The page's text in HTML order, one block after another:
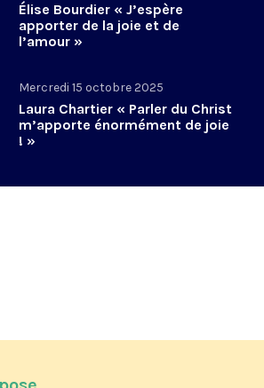
Élise Bourdier « J’espère
apporter de la joie et de
l’amour »
Mercredi 15 octobre 2025
Laura Chartier « Parler du Christ
m’apporte énormément de joie
! »